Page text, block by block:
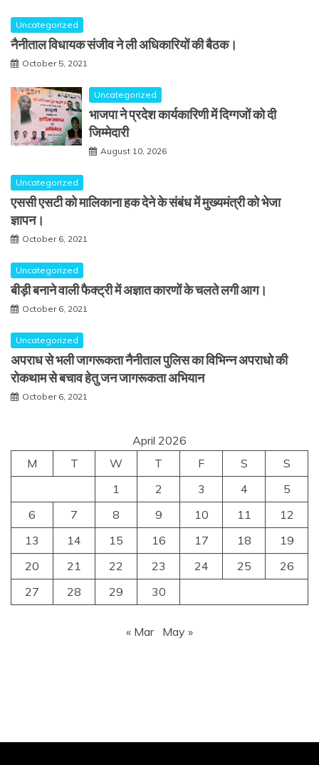
Uncategorized
नैनीताल विधायक संजीव ने ली अधिकारियों की बैठक।
October 5, 2021
Uncategorized
भाजपा ने प्रदेश कार्यकारिणी में दिग्गजों को दी
जिम्मेदारी
August 10, 2026
Uncategorized
एससी एसटी को मालिकाना हक देने के संबंध में मुख्यमंत्री को भेजा
ज्ञापन।
October 6, 2021
Uncategorized
बीड़ी बनाने वाली फैक्ट्री में अज्ञात कारणों के चलते लगी आग।
October 6, 2021
Uncategorized
अपराध से भली जागरूकता नैनीताल पुलिस का विभिन्न अपराधो की
रोकथाम से बचाव हेतु जन जागरूकता अभियान
October 6, 2021
April 2026
M
T W T F S
S
1
2 3 4
5
6
7 8 9 10 11
12
13
14 15 16 17 18
19
20
21 22 23 24 25
26
27
28 29 30
« Mar May »